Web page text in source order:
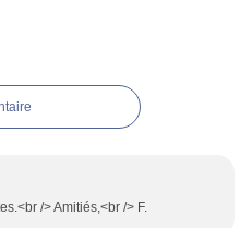
/> Amitiés,<br /> F.